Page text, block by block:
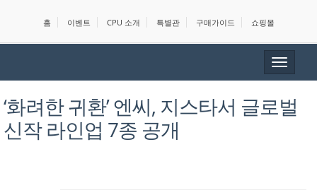
홈 이벤트 CPU 소개 특별관 구매가이드 쇼핑몰
Toggle
‘화려한 귀환’ 엔씨, 지스타서 글로벌
신작 라인업 7종 공개